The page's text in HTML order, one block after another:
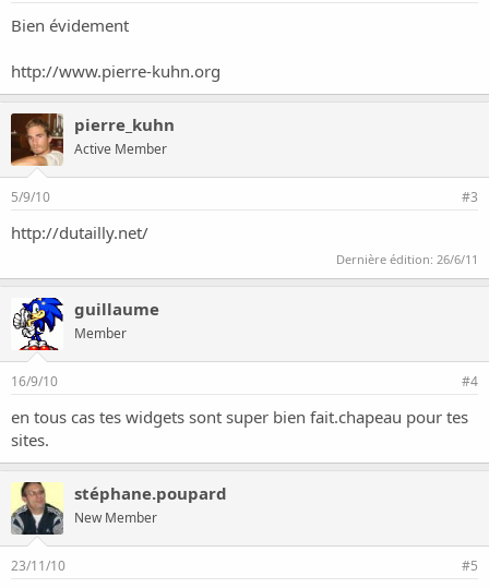
Bien évidement
http://www.pierre-kuhn.org
pierre_kuhn
Active Member
5/9/10 #3
http://dutailly.net/
Dernière édition: 26/6/11
guillaume
Member
16/9/10 #4
en tous cas tes widgets sont super bien fait.chapeau pour tes
sites.
stéphane.poupard
New Member
23/11/10 #5